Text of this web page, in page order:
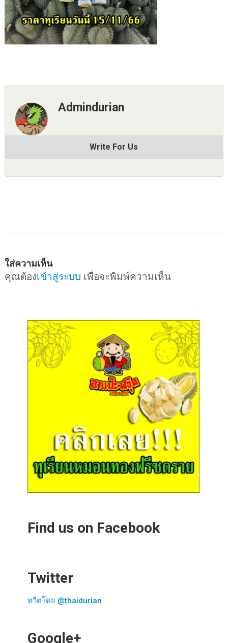
Admindurian
Write For Us
ใส่ความเห็น
คุณต้องเข้าสู่ระบบ เพื่อจะพิมพ์ความเห็น
Find us on Facebook
Twitter
ทวีตโดย @thaidurian
Google+